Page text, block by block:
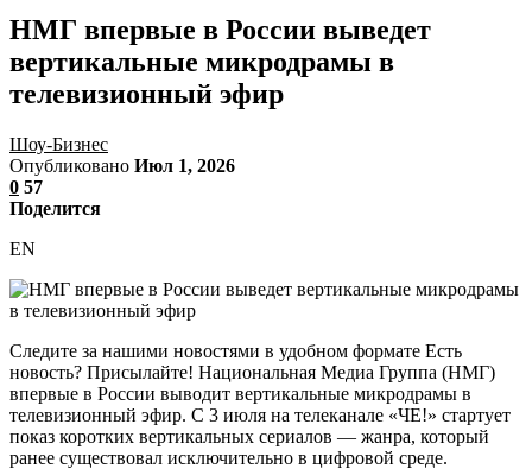
НМГ впервые в России выведет
вертикальные микродрамы в
телевизионный эфир
Шоу-Бизнес
Опубликовано Июл 1, 2026
0 57
Поделится
EN
Следите за нашими новостями в удобном формате Есть
новость? Присылайте! Национальная Медиа Группа (НМГ)
впервые в России выводит вертикальные микродрамы в
телевизионный эфир. С 3 июля на телеканале «ЧЕ!» стартует
показ коротких вертикальных сериалов — жанра, который
ранее существовал исключительно в цифровой среде.